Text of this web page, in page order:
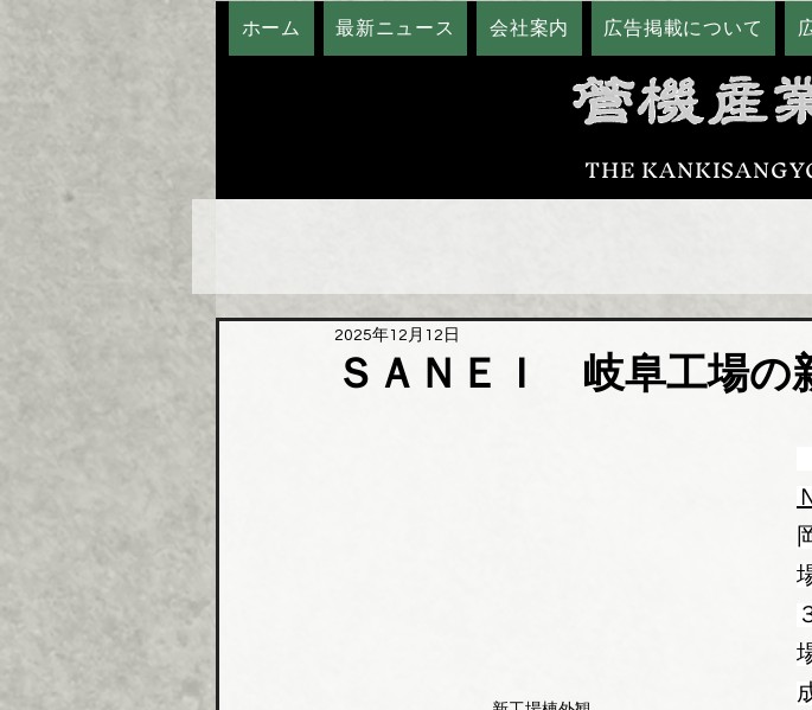
ホーム 最新ニュース 会社案内 広告掲載について
THE
ＳＡＮＥＩ 岐阜工場の
2025年12月12日